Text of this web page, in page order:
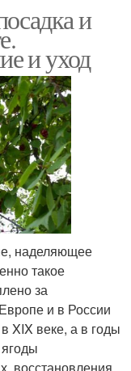
и
и уход
наделяющее
такое
за
и в России
XIX веке, а в годы